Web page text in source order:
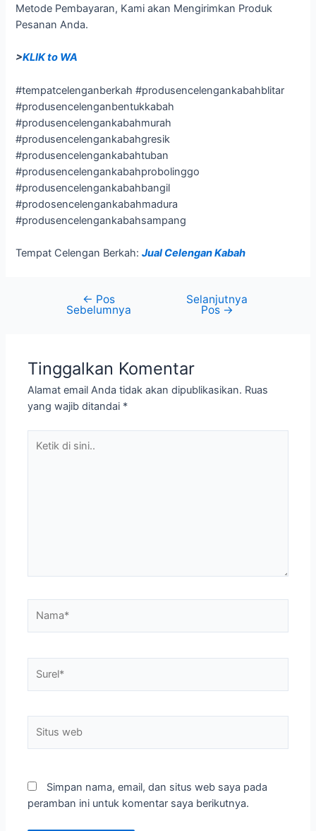
Metode Pembayaran, Kami akan Mengirimkan Produk
Pesanan Anda.
>KLIK to WA
#tempatcelenganberkah #produsencelengankabahblitar
#produsencelenganbentukkabah
#produsencelengankabahmurah
#produsencelengankabahgresik
#produsencelengankabahtuban
#produsencelengankabahprobolinggo
#produsencelengankabahbangil
#prodosencelengankabahmadura
#produsencelengankabahsampang
Tempat Celengan Berkah:Jual Celengan Kabah
← Pos
Sebelumnya
Selanjutnya
Pos →
Tinggalkan Komentar
Alamat email Anda tidak akan dipublikasikan. Ruas
yang wajib ditandai *
web
Simpan nama, email, dan situs web saya pada
peramban ini untuk komentar saya berikutnya.